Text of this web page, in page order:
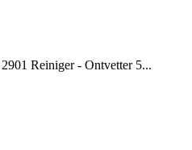
Reiniger - Ontvetter 5...